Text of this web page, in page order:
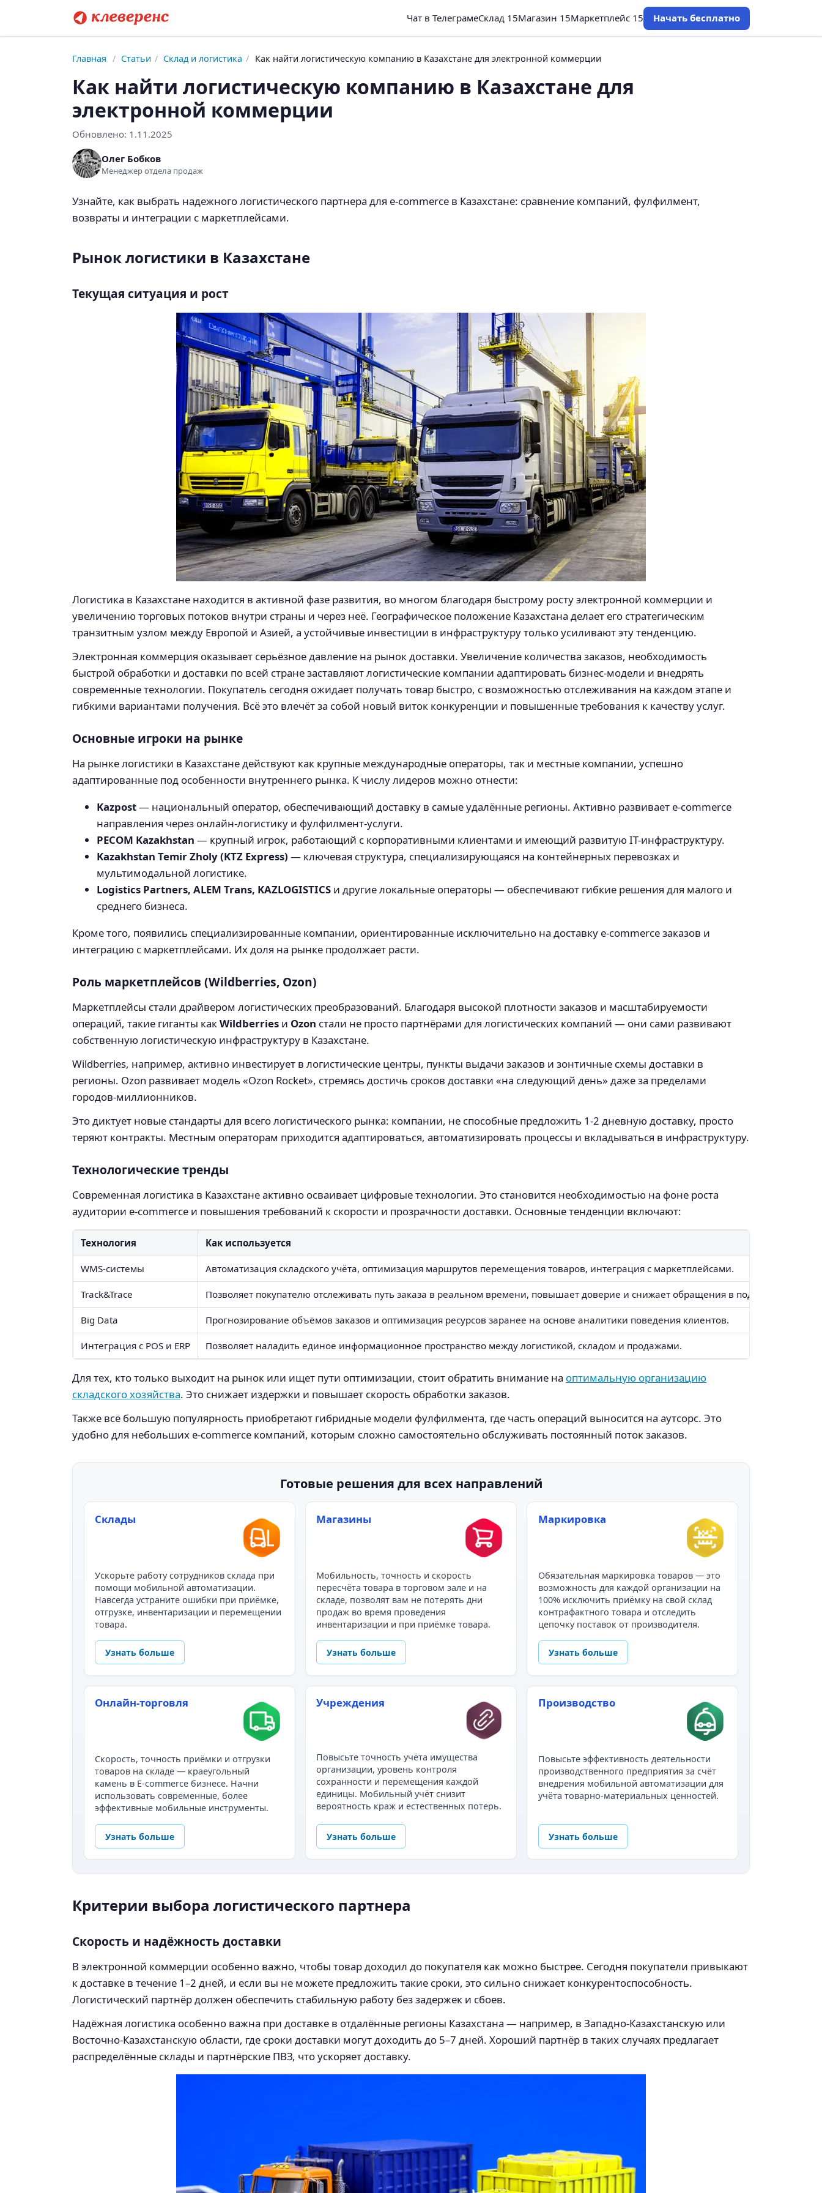
Чат в ТелеграмеСклад 15Магазин 15Маркетплейс 15 Начать бесплатно
Главная / Статьи / Склад и логистика / Как найти логистическую компанию в Казахстане для электронной коммерции
Как найти логистическую компанию в Казахстане для
электронной коммерции
Обновлено: 1.11.2025
Олег Бобков
Менеджер отдела продаж
Узнайте, как выбрать надежного логистического партнера для e-commerce в Казахстане: сравнение компаний, фулфилмент,
возвраты и интеграции с маркетплейсами.
Рынок логистики в Казахстане
Текущая ситуация и рост
Логистика в Казахстане находится в активной фазе развития, во многом благодаря быстрому росту электронной коммерции и
увеличению торговых потоков внутри страны и через неё. Географическое положение Казахстана делает его стратегическим
транзитным узлом между Европой и Азией, а устойчивые инвестиции в инфраструктуру только усиливают эту тенденцию.
Электронная коммерция оказывает серьёзное давление на рынок доставки. Увеличение количества заказов, необходимость
быстрой обработки и доставки по всей стране заставляют логистические компании адаптировать бизнес-модели и внедрять
современные технологии. Покупатель сегодня ожидает получать товар быстро, с возможностью отслеживания на каждом этапе и
гибкими вариантами получения. Всё это влечёт за собой новый виток конкуренции и повышенные требования к качеству услуг.
Основные игроки на рынке
На рынке логистики в Казахстане действуют как крупные международные операторы, так и местные компании, успешно
адаптированные под особенности внутреннего рынка. К числу лидеров можно отнести:
Kazpost— национальный оператор, обеспечивающий доставку в самые удалённые регионы. Активно развивает e-commerce
направления через онлайн-логистику и фулфилмент-услуги.
PECOM Kazakhstan — крупный игрок, работающий с корпоративными клиентами и имеющий развитую IT-инфраструктуру.
Kazakhstan Temir Zholy (KTZ Express) — ключевая структура, специализирующаяся на контейнерных перевозках и
мультимодальной логистике.
Logistics Partners, ALEM Trans, KAZLOGISTICS и другие локальные операторы — обеспечивают гибкие решения для малого и
среднего бизнеса.
Кроме того, появились специализированные компании, ориентированные исключительно на доставку e-commerce заказов и
интеграцию с маркетплейсами. Их доля на рынке продолжает расти.
Роль маркетплейсов (Wildberries, Ozon)
Маркетплейсы стали драйвером логистических преобразований. Благодаря высокой плотности заказов и масштабируемости
операций, такие гиганты как Wildberries и Ozon стали не просто партнёрами для логистических компаний — они сами развивают
собственную логистическую инфраструктуру в Казахстане.
Wildberries, например, активно инвестирует в логистические центры, пункты выдачи заказов и зонтичные схемы доставки в
регионы. Ozon развивает модель «Ozon Rocket», стремясь достичь сроков доставки «на следующий день» даже за пределами
городов-миллионников.
Это диктует новые стандарты для всего логистического рынка: компании, не способные предложить 1-2 дневную доставку, просто
теряют контракты. Местным операторам приходится адаптироваться, автоматизировать процессы и вкладываться в инфраструктуру.
Технологические тренды
Современная логистика в Казахстане активно осваивает цифровые технологии. Это становится необходимостью на фоне роста
аудитории e-commerce и повышения требований к скорости и прозрачности доставки. Основные тенденции включают:
Технология Как используется
WMS-системы Автоматизация складского учёта, оптимизация маршрутов перемещения товаров, интеграция с маркетплейсами.
Track&Trace Позволяет покупателю отслеживать путь заказа в реальном времени, повышает доверие и снижает обращения в поддержку.
Big Data Прогнозирование объёмов заказов и оптимизация ресурсов заранее на основе аналитики поведения клиентов.
Интеграция с POS и ERP Позволяет наладить единое информационное пространство между логистикой, складом и продажами.
Для тех, кто только выходит на рынок или ищет пути оптимизации, стоит обратить внимание на оптимальную организацию
складского хозяйства. Это снижает издержки и повышает скорость обработки заказов.
Также всё большую популярность приобретают гибридные модели фулфилмента, где часть операций выносится на аутсорс. Это
удобно для небольших e-commerce компаний, которым сложно самостоятельно обслуживать постоянный поток заказов.
Готовые решения для всех направлений
Склады
Ускорьте работу сотрудников склада при
помощи мобильной автоматизации.
Навсегда устраните ошибки при приёмке,
отгрузке, инвентаризации и перемещении
товара.
Узнать больше
Магазины
Мобильность, точность и скорость
пересчёта товара в торговом зале и на
складе, позволят вам не потерять дни
продаж во время проведения
инвентаризации и при приёмке товара.
Узнать больше
Маркировка
Обязательная маркировка товаров — это
возможность для каждой организации на
100% исключить приёмку на свой склад
контрафактного товара и отследить
цепочку поставок от производителя.
Узнать больше
Онлайн-торговля
Скорость, точность приёмки и отгрузки
товаров на складе — краеугольный
камень в E-commerce бизнесе. Начни
использовать современные, более
эффективные мобильные инструменты.
Узнать больше
Учреждения
Повысьте точность учёта имущества
организации, уровень контроля
сохранности и перемещения каждой
единицы. Мобильный учёт снизит
вероятность краж и естественных потерь.
Узнать больше
Производство
Повысьте эффективность деятельности
производственного предприятия за счёт
внедрения мобильной автоматизации для
учёта товарно-материальных ценностей.
Узнать больше
Критерии выбора логистического партнера
Скорость и надёжность доставки
В электронной коммерции особенно важно, чтобы товар доходил до покупателя как можно быстрее. Сегодня покупатели привыкают
к доставке в течение 1–2 дней, и если вы не можете предложить такие сроки, это сильно снижает конкурентоспособность.
Логистический партнёр должен обеспечить стабильную работу без задержек и сбоев.
Надёжная логистика особенно важна при доставке в отдалённые регионы Казахстана — например, в Западно-Казахстанскую или
Восточно-Казахстанскую области, где сроки доставки могут доходить до 5–7 дней. Хороший партнёр в таких случаях предлагает
распределённые склады и партнёрские ПВЗ, что ускоряет доставку.